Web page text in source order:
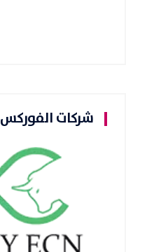
شركات الفوركس